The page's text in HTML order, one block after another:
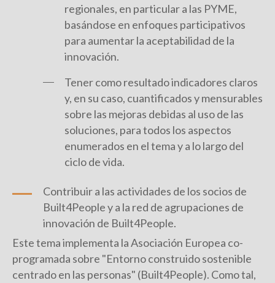
regionales, en particular a las PYME,
basándose en enfoques participativos
para aumentar la aceptabilidad de la
innovación.
Tener como resultado indicadores claros
y, en su caso, cuantificados y mensurables
sobre las mejoras debidas al uso de las
soluciones, para todos los aspectos
enumerados en el tema y a lo largo del
ciclo de vida.
Contribuir a las actividades de los socios de
Built4People y a la red de agrupaciones de
innovación de Built4People.
Este tema implementa la Asociación Europea co-
programada sobre "Entorno construido sostenible
centrado en las personas" (Built4People). Como tal,